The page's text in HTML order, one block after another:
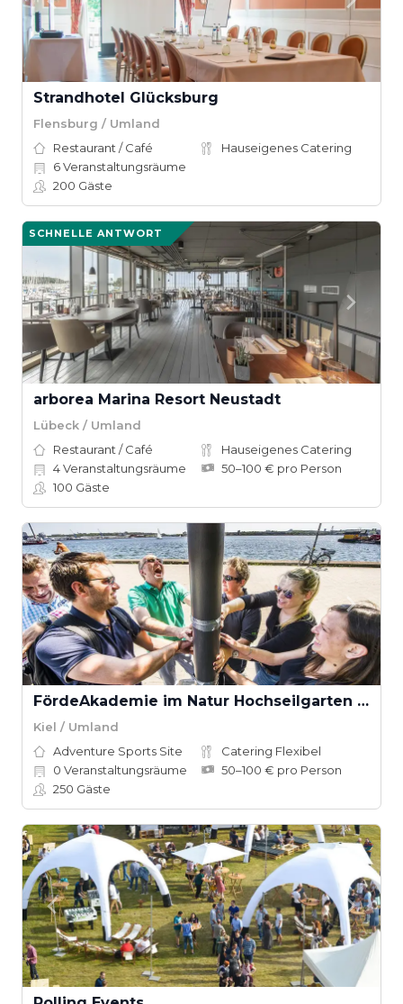
Strandhotel Glücksburg
Flensburg / Umland
Restaurant / Café
Hauseigenes Catering
6Veranstaltungsräume
200 Gäste
SCHNELLE ANTWORT
arborea Marina Resort Neustadt
Lübeck / Umland
Restaurant / Café
Hauseigenes Catering
4Veranstaltungsräume
50–100 € pro Person
100 Gäste
FördeAkademie im Natur Hochseilgarten Altenhof
Kiel / Umland
Adventure Sports Site
Catering Flexibel
0 Veranstaltungsräume
50–100 € pro Person
250 Gäste